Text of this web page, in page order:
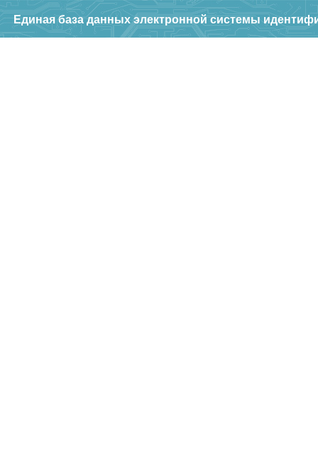
Единая база данных электронной системы